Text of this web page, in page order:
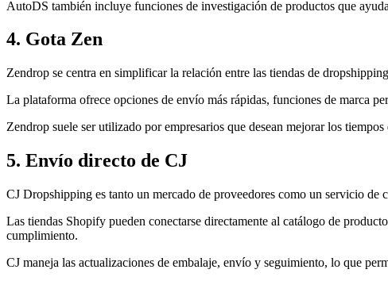
AutoDS también incluye funciones de investigación de productos que
4. Gota Zen
Zendrop se centra en simplificar la relación entre las tiendas de
La plataforma ofrece opciones de envío más rápidas, funciones de marca
Zendrop suele ser utilizado por empresarios que desean mejorar los
5. Envío directo de CJ
CJ Dropshipping es tanto un mercado de proveedores como un servicio de
Las tiendas Shopify pueden conectarse directamente al catálogo de
cumplimiento.
CJ maneja las actualizaciones de embalaje, envío y seguimiento, lo que